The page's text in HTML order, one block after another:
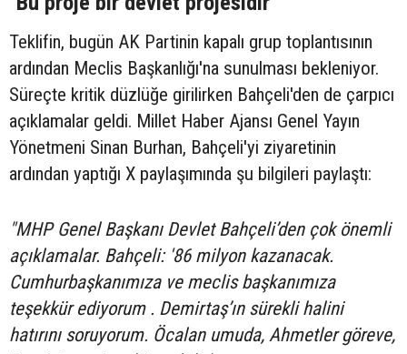
Teklifin, bugün AK Partinin kapalı grup toplantısının
ardından Meclis Başkanlığı'na sunulması bekleniyor.
Süreçte kritik düzlüğe girilirken Bahçeli'den de çarpıcı
açıklamalar geldi. Millet Haber Ajansı Genel Yayın
Yönetmeni Sinan Burhan, Bahçeli'yi ziyaretinin
ardından yaptığı X paylaşımında şu bilgileri paylaştı:
"MHP Genel Başkanı Devlet Bahçeli’den çok önemli
açıklamalar. Bahçeli: '86 milyon kazanacak.
Cumhurbaşkanımıza ve meclis başkanımıza
teşekkür ediyorum . Demirtaş’ın sürekli halini
hatırını soruyorum. Öcalan umuda, Ahmetler göreve,